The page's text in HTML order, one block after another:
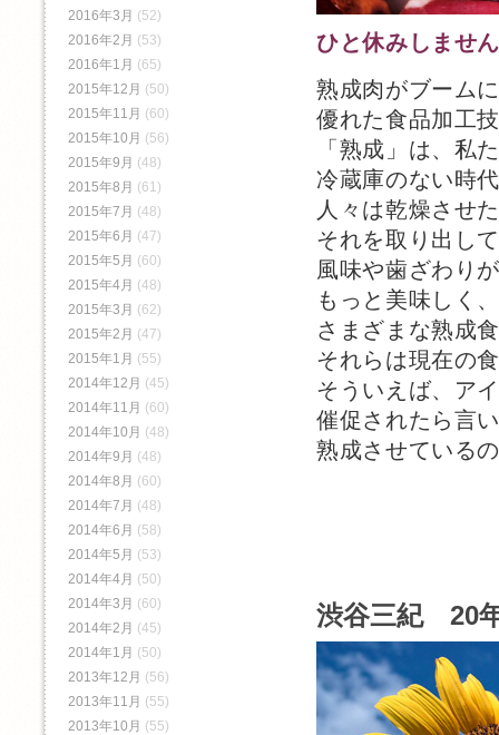
ひと休みしませ
熟成肉がブーム
優れた食品加工
「熟成」は、私
冷蔵庫のない時
人々は乾燥させ
それを取り出し
風味や歯ざわり
もっと美味しく
さまざまな熟成
それらは現在の
そういえば、ア
催促されたら言
熟成させている
渋谷三紀 20
2016年3月 (52)
2016年2月 (53)
2016年1月 (65)
2015年12月 (50)
2015年11月 (60)
2015年10月 (56)
2015年9月 (48)
2015年8月 (61)
2015年7月 (48)
2015年6月 (47)
2015年5月 (60)
2015年4月 (48)
2015年3月 (62)
2015年2月 (47)
2015年1月 (55)
2014年12月 (45)
2014年11月 (60)
2014年10月 (48)
2014年9月 (48)
2014年8月 (60)
2014年7月 (48)
2014年6月 (58)
2014年5月 (53)
2014年4月 (50)
2014年3月 (60)
2014年2月 (45)
2014年1月 (50)
2013年12月 (56)
2013年11月 (55)
2013年10月 (55)